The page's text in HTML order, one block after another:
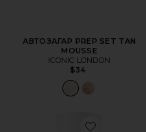
АВТОЗАГАР PREP SET TAN
MOUSSE
ICONIC LONDON
$34